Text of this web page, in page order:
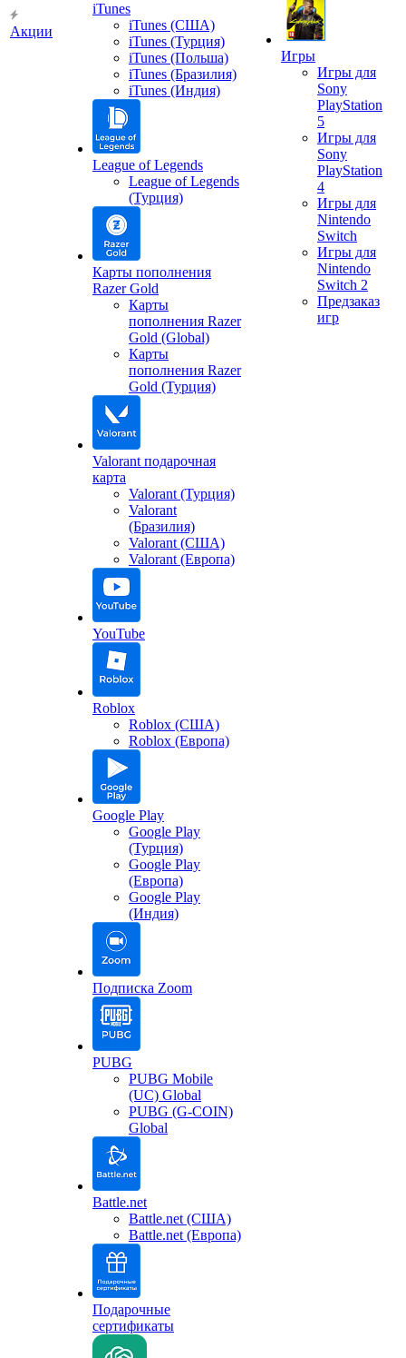
Акции
iTunes
iTunes (США)
iTunes (Турция)
iTunes (Польша)
iTunes (Бразилия)
iTunes (Индия)
League of Legends
League of Legends
(Турция)
Карты пополнения
Razer Gold
Карты
пополнения Razer
Gold (Global)
Карты
пополнения Razer
Gold (Турция)
Valorant подарочная
карта
Valorant (Турция)
Valorant
(Бразилия)
Valorant (США)
Valorant (Европа)
YouTube
Roblox
Roblox (США)
Roblox (Европа)
Google Play
Google Play
(Турция)
Google Play
(Европа)
Google Play
(Индия)
Подписка Zoom
PUBG
PUBG Mobile
(UC) Global
PUBG (G-COIN)
Global
Battle.net
Battle.net (США)
Battle.net (Европа)
Подарочные
сертификаты
Игры
Игры для
Sony
PlayStation
5
Игры для
Sony
PlayStation
4
Игры для
Nintendo
Switch
Игры для
Nintendo
Switch 2
Предзаказ
игр